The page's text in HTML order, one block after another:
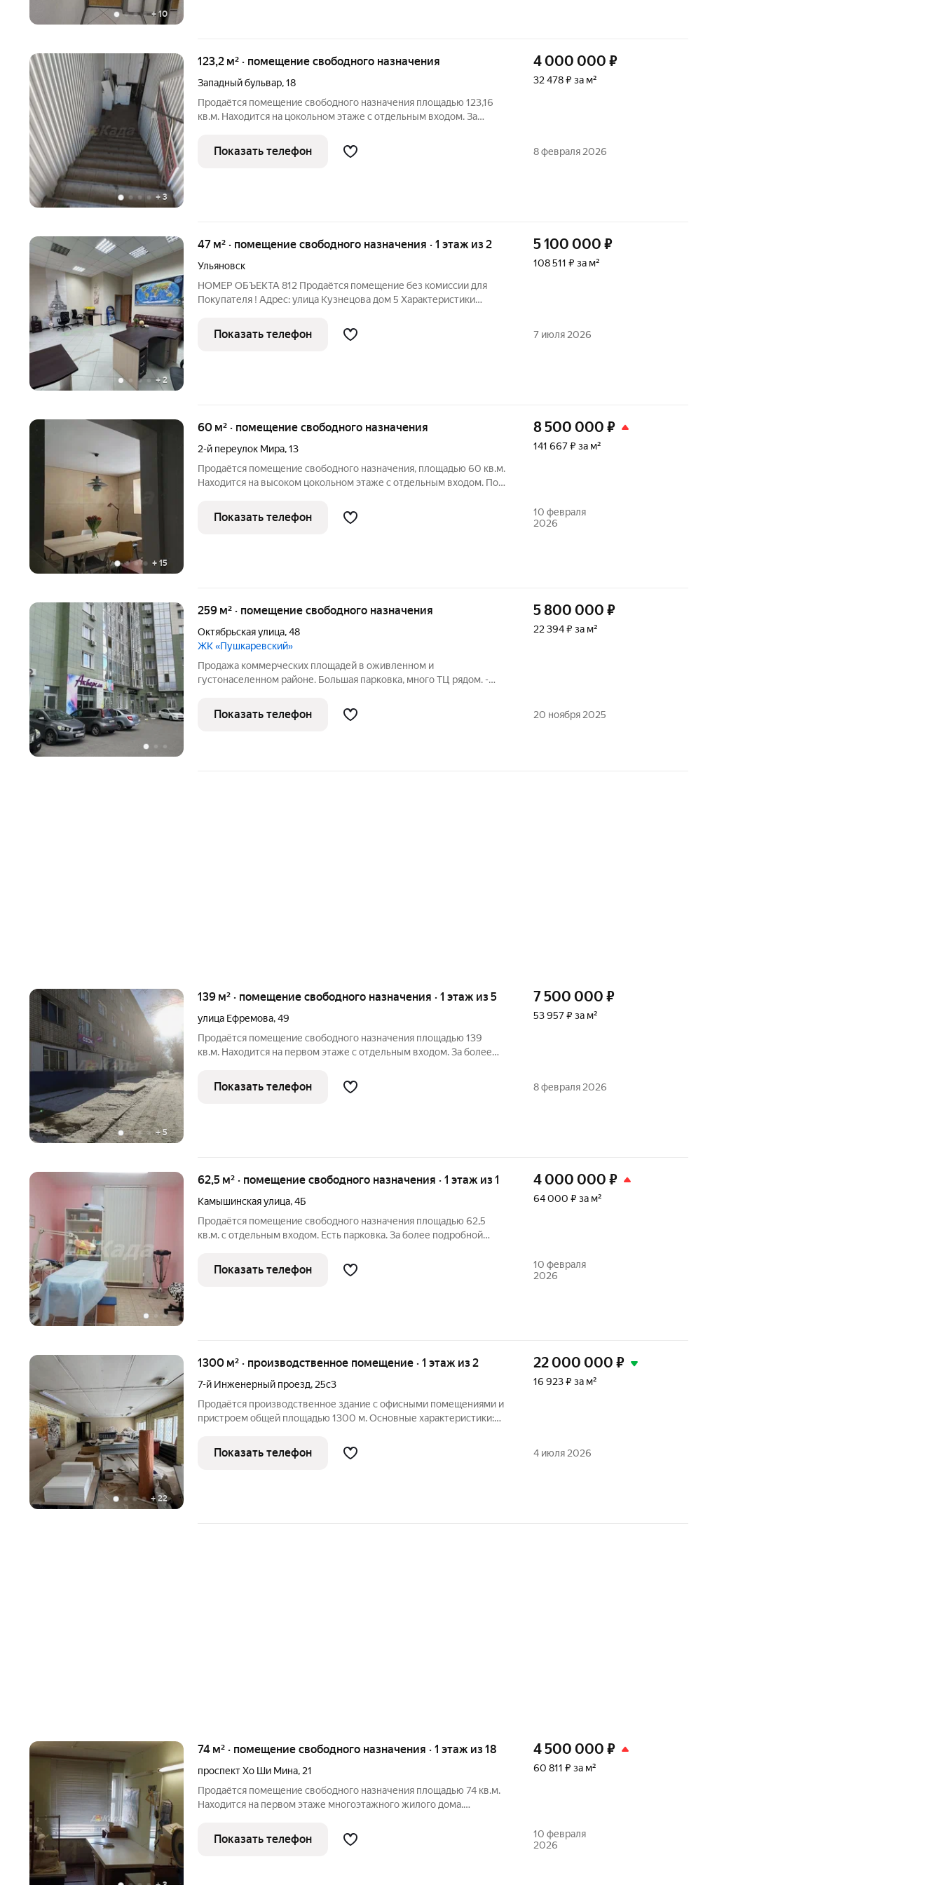
+ 10
+ 3
123,2 м² · помещение свободного назначения
Западный бульвар,18
Продаётся помещение свободного назначения площадью 123,16
кв.м. Находится на цокольном этаже с отдельным входом. За
указанному в объявлении, или напишите сообщение в любое
удобное для вас время.
4 000 000 ₽
32 478 ₽ за м²
Показать телефон 8 февраля 2026
+ 2
47 м² · помещение свободного назначения · 1 этаж из 2
Ульяновск
НОМЕР ОБЪЕКТА 812 Продаётся помещение без комиссии для
Покупателя ! Aдрес: улица Кузнецова дом 5 Характеристики
потолков: 3 м Ремонт: Сделан новый качественный и
современный ремонт.
5 100 000 ₽
108 511 ₽ за м²
Показать телефон 7 июля 2026
+ 15
60 м² · помещение свободного назначения
2-й переулок Мира,13
Продаётся помещение свободного назначения, площадью 60 кв.м.
Находится на высоком цокольном этаже с отдельным входом. По
или напишите сообщение в любое удобное для вас время.
8 500 000 ₽
141 667 ₽ за м²
Показать телефон
10 февраля
2026
259 м² · помещение свободного назначения
Октябрьская улица,48
ЖК «Пушкаревский»
Продажа коммерческих площадей в оживленном и
густонаселенном районе. Большая парковка, много ТЦ рядом. -
отдельных входа - Использование возможно различное: спортзал,
система хранения для
5 800 000 ₽
22 394 ₽ за м²
Показать телефон 20 ноября 2025
+5
139 м² · помещение свободного назначения · 1 этаж из 5
улица Ефремова,49
Продаётся помещение свободного назначения площадью 139
кв.м. Находится на первом этаже с отдельным входом. За более
объявлении, или напишите сообщение в любое удобное для вас
время.
7 500 000 ₽
53 957 ₽ за м²
Показать телефон 8 февраля 2026
62,5 м² · помещение свободного назначения · 1 этаж из 1
Камышинская улица,4Б
Продаётся помещение свободного назначения площадью 62,5
кв.м. с отдельным входом. Есть парковка. За более подробной
или напишите сообщение в любое удобное для вас время.
4 000 000 ₽
64 000 ₽ за м²
Показать телефон
10 февраля
2026
+22
1300 м² · производственное помещение · 1 этаж из 2
7-й Инженерный проезд, 25с3
Продаётся производственное здание с офисными помещениями и
пристроем общей площадью 1300 м. Основные характеристики:
м Площадь основного здания (отапливаемая): 800 м Площадь
пристроя
22 000 000 ₽
16 923 ₽ за м²
Показать телефон 4 июля 2026
74 м² · помещение свободного назначения · 1 этаж из 18
проспект Хо Ши Мина, 21
Продаётся помещение свободного назначения площадью 74 кв.м.
Находится на первом этаже многоэтажного жилого дома.
на первой линии автодороги, в жилом массиве с необходимой
инфраструктурой:
4 500 000 ₽
60 811 ₽ за м²
Показать телефон
10 февраля
2026